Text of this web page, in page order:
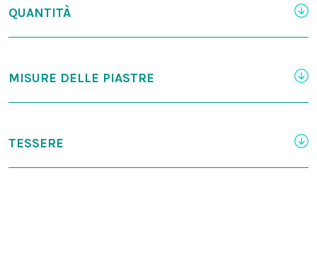
QUANTITÀ
MISURE DELLE PIASTRE
TESSERE